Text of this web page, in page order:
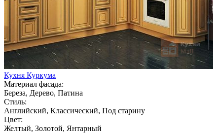
Кухня Куркума
Материал фасада:
Береза, Дерево, Патина
Стиль:
Английский, Классический, Под старину
Цвет:
Желтый, Золотой, Янтарный